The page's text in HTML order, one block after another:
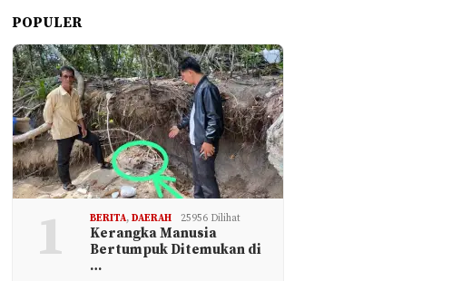
POPULER
1 BERITA,DAERAH 25956 Dilihat
Kerangka Manusia
Bertumpuk Ditemukan di
…